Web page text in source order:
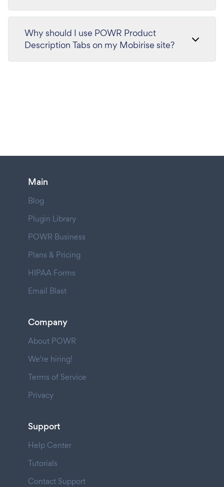
Why should I use POWR Product
Description Tabs on my Mobirise site?
Main
Blog
Plugin Library
POWR Business
Plans & Pricing
HIPAA Forms
Email Blast
Company
About POWR
We're hiring!
Terms of Service
Privacy
Support
Help Center
Tutorials
Contact Support